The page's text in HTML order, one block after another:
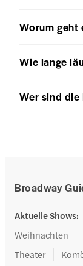
Worum geht
Wie lange
Wer sind
Broadway
Aktuelle Shows:
Weihnachten
Theater